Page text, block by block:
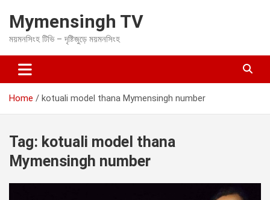
t
c
Mymensingh TV
ময়মনসিংহ টিভি – দৃষ্টিজুড়ে ময়মনসিংহ
Home kotuali model thana Mymensingh number
Tag: kotuali model thana
Mymensingh number